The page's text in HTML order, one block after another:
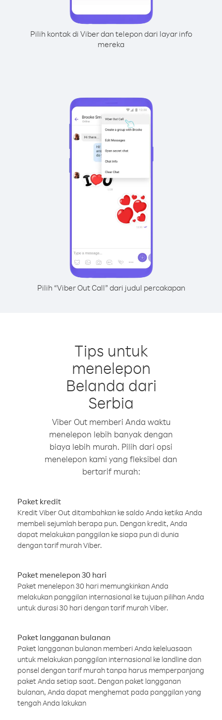
Pilih kontak di Viber dan telepon dari layar info
mereka
Pilih “Viber Out Call” dari judul percakapan
Tips untuk
menelepon
Belanda dari
Serbia
Viber Out memberi Anda waktu
menelepon lebih banyak dengan
biaya lebih murah. Pilih dari opsi
menelepon kami yang fleksibel dan
bertarif murah:
Paket kredit
Kredit Viber Out ditambahkan ke saldo Anda ketika Anda
membeli sejumlah berapa pun. Dengan kredit, Anda
dapat melakukan panggilan ke siapa pun di dunia
dengan tarif murah Viber.
Paket menelepon 30 hari
Paket menelepon 30 hari memungkinkan Anda
melakukan panggilan internasional ke tujuan pilihan Anda
untuk durasi 30 hari dengan tarif murah Viber.
Paket langganan bulanan
Paket langganan bulanan memberi Anda keleluasaan
untuk melakukan panggilan internasional ke landline dan
ponsel dengan tarif murah tanpa harus memperpanjang
paket Anda setiap saat. Dengan paket langganan
bulanan, Anda dapat menghemat pada panggilan yang
tengah Anda lakukan